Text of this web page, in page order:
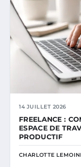
14 JUILLET 2026
FREELANCE :
ESPACE DE
PRODUCTIF
CHARLOTTE